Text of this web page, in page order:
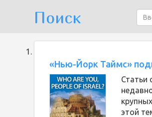
Поиск
«Нью-Йорк Таймс»
Статьи
этой